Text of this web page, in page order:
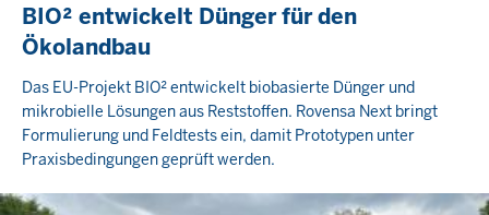
BIO² entwickelt Dünger für den
Ökolandbau
Das EU-Projekt BIO² entwickelt biobasierte Dünger und
mikrobielle Lösungen aus Reststoffen. Rovensa Next bringt
Formulierung und Feldtests ein, damit Prototypen unter
Praxisbedingungen geprüft werden.